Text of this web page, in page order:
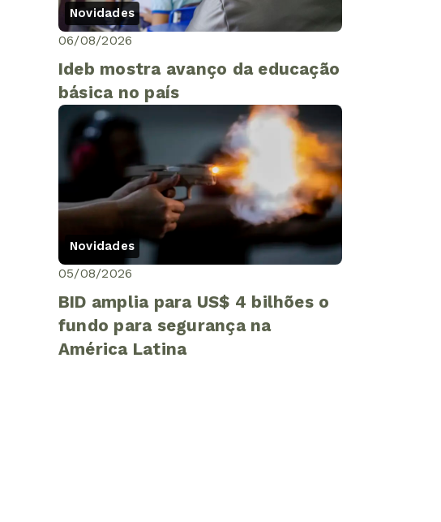
Novidades
06/08/2026
Ideb mostra avanço da educação
básica no país
Novidades
05/08/2026
BID amplia para US$ 4 bilhões o
fundo para segurança na
América Latina